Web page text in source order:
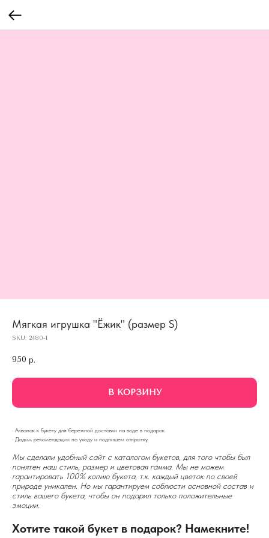
Мягкая игрушка "Ёжик" (размер S)
SKU: 2480-1
950 р.
В КОРЗИНУ
· Аквапак к букету для бережной доставки на воде в подарок.
· Дадим рекомендации по уходу и подпишем открытку.
Мы сделали удобный сайт с каталогом букетов, для того чтобы был
понятен наш стиль, размер и цветовая гамма. Мы не можем
гарантировать 100% копию букета, т.к. каждый цветок по своей
природе уникален. Но мы гарантируем соблюсти основной состав и
стиль вашего букета, чтобы он подарил только положительные
эмоции.
Хотите такой букет в подарок? Намекните!